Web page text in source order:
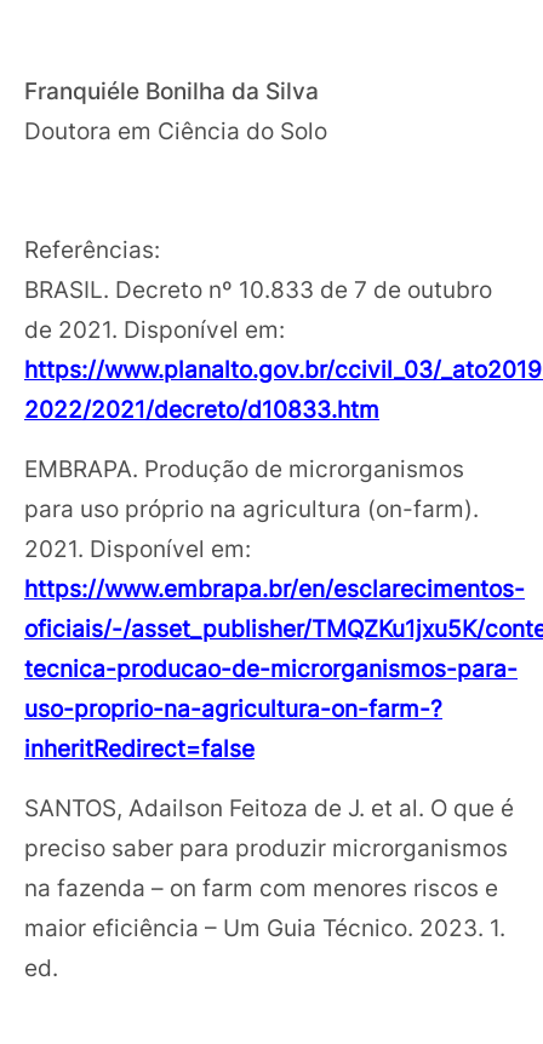
Franquiéle Bonilha da Silva
Doutora em Ciência do Solo
Referências:
BRASIL. Decreto nº 10.833 de 7 de outubro
de 2021. Disponível em:
https://www.planalto.gov.br/ccivil_03/
2022/2021/decreto/d10833.htm
EMBRAPA. Produção de microrganismos
para uso próprio na agricultura (on-farm).
2021. Disponível em:
https://www.embrapa.br/en/esclarecimentos-
oficiais/-/asset_publisher/TMQZKu1jxu5K/
tecnica-producao-de-microrganismos-para-
uso-proprio-na-agricultura-on-farm-?
inheritRedirect=false
SANTOS, Adailson Feitoza de J. et al. O que é
preciso saber para produzir microrganismos
na fazenda – on farm com menores riscos e
maior eficiência – Um Guia Técnico. 2023. 1.
ed.